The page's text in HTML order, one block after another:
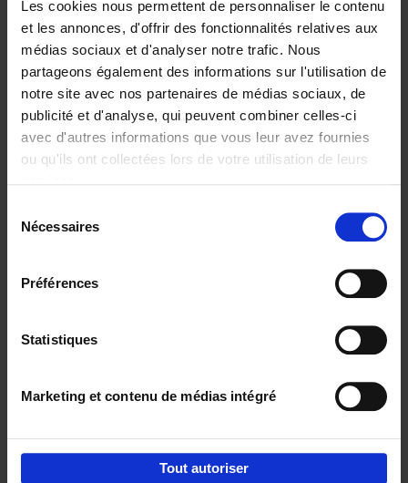
Les cookies nous permettent de personnaliser le contenu
et les annonces, d'offrir des fonctionnalités relatives aux
médias sociaux et d'analyser notre trafic. Nous
partageons également des informations sur l'utilisation de
notre site avec nos partenaires de médias sociaux, de
publicité et d'analyse, qui peuvent combiner celles-ci
avec d'autres informations que vous leur avez fournies
ou qu'ils ont collectées lors de votre utilisation de leurs
Nécessaires
Préférences
Statistiques
Marketing et contenu de médias intégré
Tout autoriser
The Offer You Can't
Refuse
Steven Van Belleghem
Couverture souple
2020 256
€37,50
Building Bonds = Building